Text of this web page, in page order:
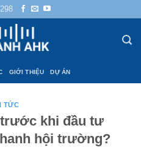
GIỚI THIỆU DỰ ÁN
TỨC
khi đầu tư
hội trường?